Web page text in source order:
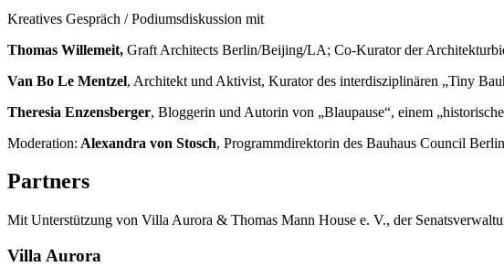
Kreatives Gespräch / Podiumsdiskussion mit
Thomas Willemeit, Graft Architects Berlin/Beijing/LA; Co-Kurator der
Van Bo Le Mentzel, Architekt und Aktivist, Kurator des interdisziplinären „Tiny
Theresia Enzensberger, Bloggerin und Autorin von „Blaupause“, einem
Moderation: Alexandra von Stosch, Programmdirektorin des Bauhaus Council
Partners
Mit Unterstützung von Villa Aurora & Thomas Mann House e. V., der
Villa Aurora